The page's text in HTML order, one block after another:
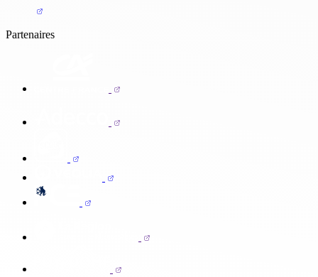
Partenaires